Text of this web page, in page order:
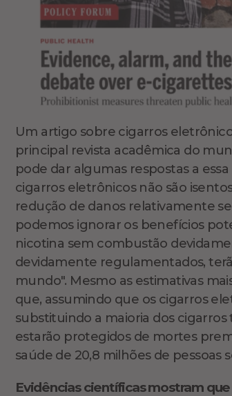
Um artigo sobre cigarros
principal revista acadêmica do
pode dar algumas respostas a
cigarros eletrônicos não são
redução de danos relativamente
podemos ignorar os benefícios
nicotina sem combustão
devidamente regulamentados,
mundo". Mesmo as estimativas
que, assumindo que os cigarros
substituindo a maioria dos
estarão protegidos de mortes
saúde de 20,8 milhões de pessoas
Evidências científicas mostram